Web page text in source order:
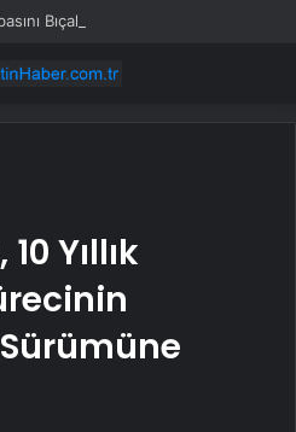
Bıçakladı
Yıllık